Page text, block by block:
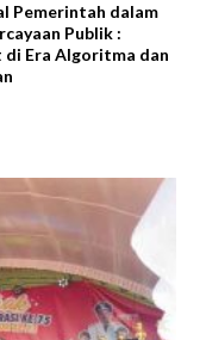
Pemerintah dalam
Publik :
di Era Algoritma dan